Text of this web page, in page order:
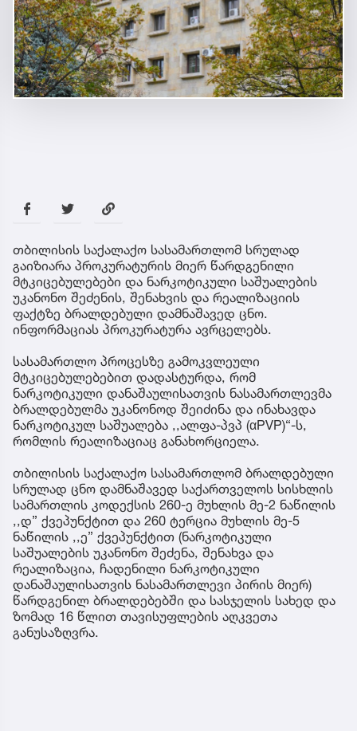
თბილისის საქალაქო სასამართლომ სრულად
გაიზიარა პროკურატურის მიერ წარდგენილი
მტკიცებულებები და ნარკოტიკული საშუალების
უკანონო შეძენის, შენახვის და რეალიზაციის
ფაქტზე ბრალდებული დამნაშავედ ცნო.
ინფორმაციას პროკურატურა ავრცელებს.
სასამართლო პროცესზე გამოკვლეული
მტკიცებულებებით დადასტურდა, რომ
ნარკოტიკული დანაშაულისათვის ნასამართლევმა
ბრალდებულმა უკანონოდ შეიძინა და ინახავდა
ნარკოტიკულ საშუალება ,,ალფა-პვპ (αPVP)“-ს,
რომლის რეალიზაციაც განახორციელა.
თბილისის საქალაქო სასამართლომ ბრალდებული
სრულად ცნო დამნაშავედ საქართველოს სისხლის
სამართლის კოდექსის 260-ე მუხლის მე-2 ნაწილის
,,დ” ქვეპუნქტით და 260 ტერცია მუხლის მე-5
ნაწილის ,,ე” ქვეპუნქტით (ნარკოტიკული
საშუალების უკანონო შეძენა, შენახვა და
რეალიზაცია, ჩადენილი ნარკოტიკული
დანაშაულისათვის ნასამართლევი პირის მიერ)
წარდგენილ ბრალდებებში და სასჯელის სახედ და
ზომად 16 წლით თავისუფლების აღკვეთა
განუსაზღვრა.